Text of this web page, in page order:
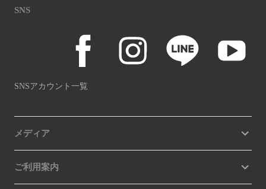
SNS
SNSアカウント一覧
メディア
ご利用案内